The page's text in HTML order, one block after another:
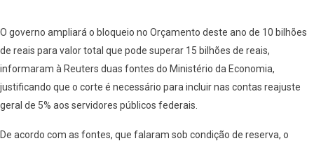
O governo ampliará o bloqueio no Orçamento deste ano de 10 bilhões
de reais para valor total que pode superar 15 bilhões de reais,
informaram à Reuters duas fontes do Ministério da Economia,
justificando que o corte é necessário para incluir nas contas reajuste
geral de 5% aos servidores públicos federais.
De acordo com as fontes, que falaram sob condição de reserva, o